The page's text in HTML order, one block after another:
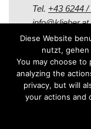
Tel. +43 6244 /
info@klieber.at
Montag -
08.00 - 12.00
Diese Website
nutzt, gehen
You may choose
analyzing the
privacy, but will
your actions and